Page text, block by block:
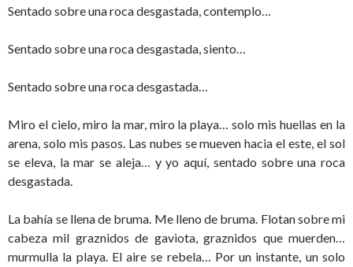
Sentado sobre una roca desgastada, contemplo…
Sentado sobre una roca desgastada, siento…
Sentado sobre una roca desgastada…
Miro el cielo, miro la mar, miro la playa… solo mis huellas en la
arena, solo mis pasos. Las nubes se mueven hacia el este, el sol
se eleva, la mar se aleja… y yo aquí, sentado sobre una roca
desgastada.
La bahía se llena de bruma. Me lleno de bruma. Flotan sobre mi
cabeza mil graznidos de gaviota, graznidos que muerden…
murmulla la playa. El aire se rebela… Por un instante, un solo